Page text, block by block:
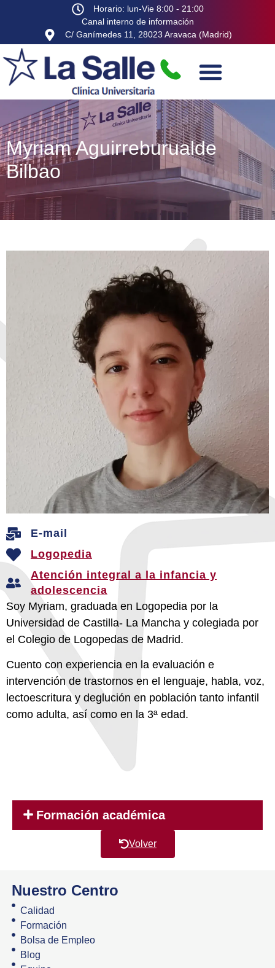
Horario: lun-Vie 8:00 - 21:00
Canal interno de información
C/ Ganímedes 11, 28023 Aravaca (Madrid)
Myriam Aguirreburualde
Bilbao
E-mail
Logopedia
Atención integral a la infancia y
adolescencia
Soy Myriam, graduada en Logopedia por la
Universidad de Castilla- La Mancha y colegiada por
el Colegio de Logopedas de Madrid.
Cuento con experiencia en la evaluación e
intervención de trastornos en el lenguaje, habla, voz,
lectoescritura y deglución en población tanto infantil
como adulta, así como en la 3ª edad.
Formación académica
Volver
Nuestro Centro
Calidad
Formación
Bolsa de Empleo
Blog